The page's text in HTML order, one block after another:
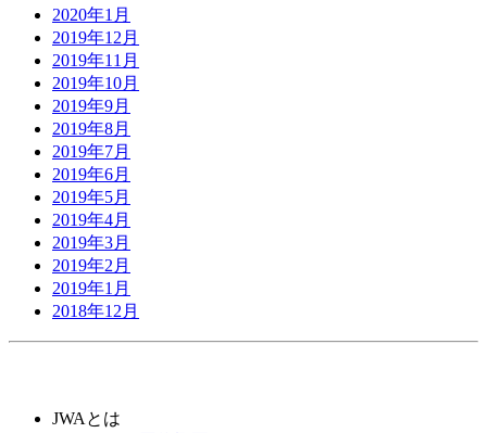
2020年1月
2019年12月
2019年11月
2019年10月
2019年9月
2019年8月
2019年7月
2019年6月
2019年5月
2019年4月
2019年3月
2019年2月
2019年1月
2018年12月
JWAとは